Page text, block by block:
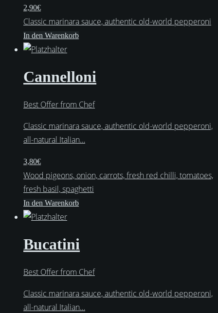
2,90€
Classic marinara sauce, authentic old-world pepperoni
In den Warenkorb
Cannelloni
Best Offer from Chef
Classic marinara sauce, authentic old-world pepperoni,
all-natural Italian…
3,80€
Wood pigeons, onion, carrots, fresh red chilli, tomatoes,
fresh basil, spaghetti
In den Warenkorb
Bucatini
Best Offer from Chef
Classic marinara sauce, authentic old-world pepperoni,
all-natural Italian…